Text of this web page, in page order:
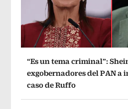
“Es un tema criminal”:
exgobernadores del PAN a
caso de Ruffo